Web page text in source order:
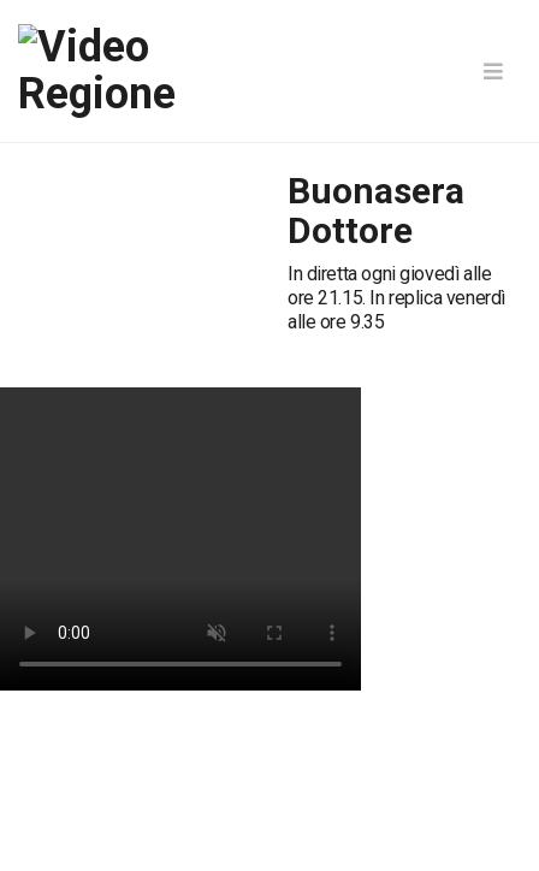
Buonasera
Dottore
In diretta ogni giovedì alle
ore 21.15. In replica venerdì
alle ore 9.35